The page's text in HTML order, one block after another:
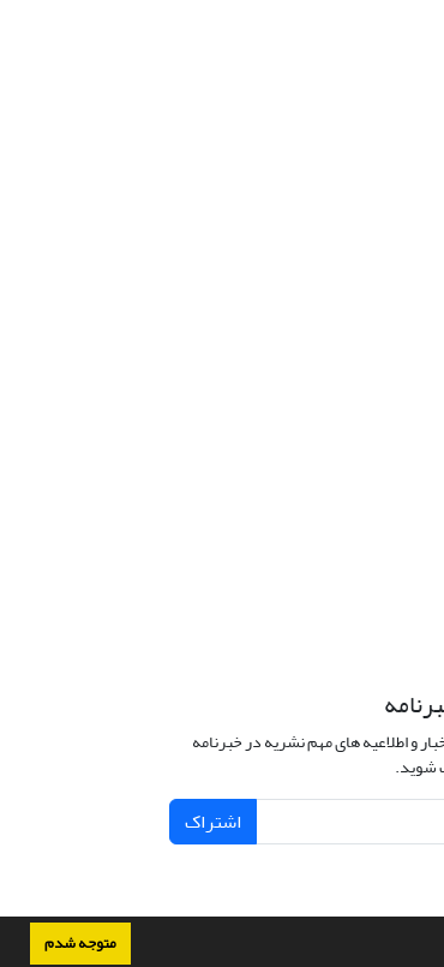
متوجه شدم
و اطلاعیه های مهم نشریه در خبرنامه
شوید.
اشتراک